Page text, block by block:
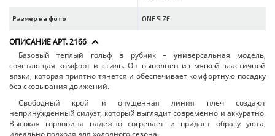
Размер на фото ONE SIZE
ОПИСАНИЕ АРТ. 2166
Базовый теплый гольф в рубчик – универсальная модель,
сочетающая комфорт и стиль. Он выполнен из мягкой эластичной
вязки, которая приятно тянется и обеспечивает комфортную посадку
без сковывания движений.
Свободный крой и опущенная линия плеч создают
непринужденный силуэт, который выглядит современно и аккуратно.
Высокая горловина надежно согревает и придает образу уюта,